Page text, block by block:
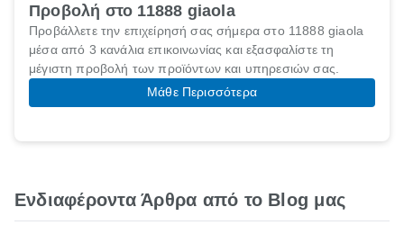
Προβολή στο 11888 giaola
Προβάλλετε την επιχείρησή σας σήμερα στο 11888 giaola
μέσα από 3 κανάλια επικοινωνίας και εξασφαλίστε τη
μέγιστη προβολή των προϊόντων και υπηρεσιών σας.
Μάθε Περισσότερα
Ενδιαφέροντα Άρθρα από το Blog μας